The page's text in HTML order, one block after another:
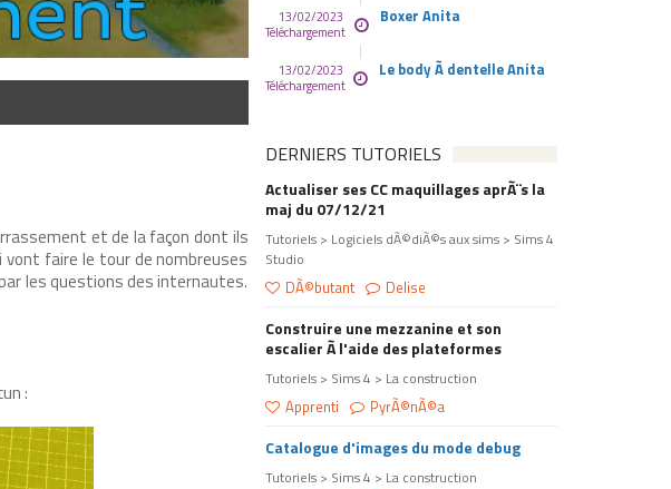
et de la façon dont ils
faire le tour de nombreuses
les questions des internautes.
:
13/02/2023
Téléchargement
Boxer Anita
13/02/2023
Téléchargement
Le body Ã dentelle Anita
DERNIERS TUTORIELS
Actualiser ses CC maquillages aprÃ¨s la
maj du 07/12/21
Tutoriels > Logiciels dÃ©diÃ©s aux sims > Sims 4
Studio
DÃ©butant Delise
Construire une mezzanine et son
escalier Ã l'aide des plateformes
Tutoriels > Sims 4 > La construction
Apprenti PyrÃ©nÃ©a
Catalogue d'images du mode debug
Tutoriels > Sims 4 > La construction